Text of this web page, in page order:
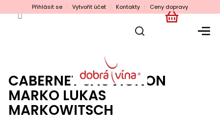
na
Přihlásit se Vytvořit účet Kontakty Ceny dopravy
NÁKUPNÍ
CABERNET SAUVIGNON
MARKO LUKAS
MARKOWITSCH